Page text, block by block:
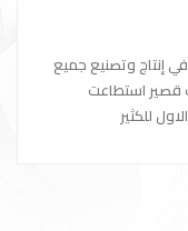
إنتاج وتصنيع جميع
قصير استطاعت
للكثير